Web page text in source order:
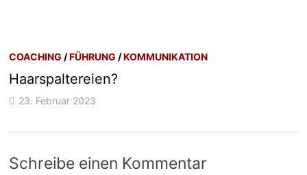
COACHING /FÜHRUNG /KOMMUNIKATION
Haarspaltereien?
23. Februar 2023
Schreibe einen Kommentar